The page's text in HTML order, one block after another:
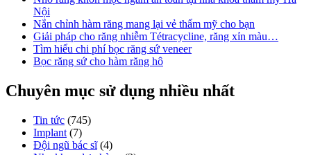
Nội
Nắn chỉnh hàm răng mang lại vẻ thẩm mỹ cho bạn
Giải pháp cho răng nhiễm Tétracycline, răng xỉn màu…
Tìm hiểu chi phí bọc răng sứ veneer
Bọc răng sứ cho hàm răng hô
Chuyên mục sử dụng nhiều nhất
Tin tức (745)
Implant (7)
Đội ngũ bác sĩ(4)